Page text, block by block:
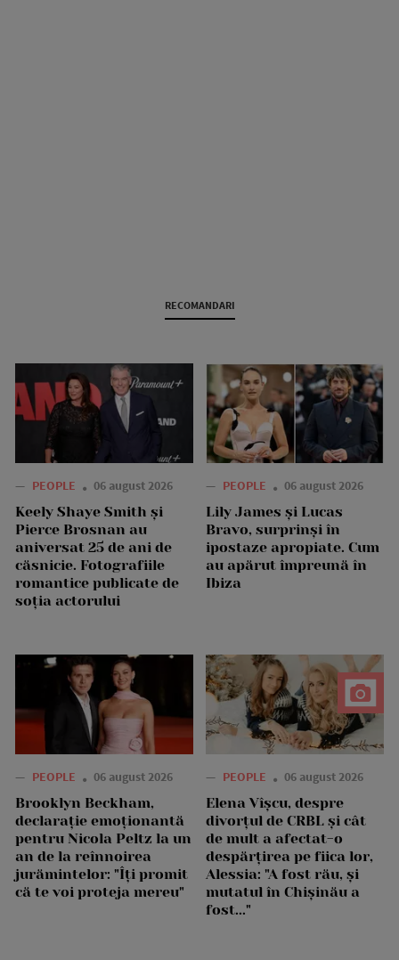
RECOMANDARI
— PEOPLE 06 august 2026
Keely Shaye Smith și
Pierce Brosnan au
aniversat 25 de ani de
căsnicie. Fotografiile
romantice publicate de
soția actorului
— PEOPLE 06 august 2026
Lily James și Lucas
Bravo, surprinși în
ipostaze apropiate. Cum
au apărut împreună în
Ibiza
— PEOPLE 06 august 2026
Brooklyn Beckham,
declarație emoționantă
pentru Nicola Peltz la un
an de la reînnoirea
jurămintelor: "Îți promit
că te voi proteja mereu"
— PEOPLE 06 august 2026
Elena Vîșcu, despre
divorțul de CRBL și cât
de mult a afectat-o
despărțirea pe fiica lor,
Alessia: "A fost rău, și
mutatul în Chișinău a
fost..."